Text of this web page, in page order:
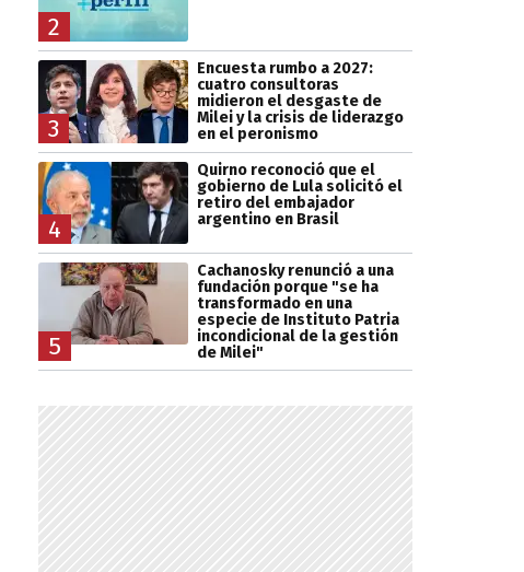
2
3
Encuesta rumbo a 2027:
cuatro consultoras
midieron el desgaste de
Milei y la crisis de liderazgo
en el peronismo
4
Quirno reconoció que el
gobierno de Lula solicitó el
retiro del embajador
argentino en Brasil
5
Cachanosky renunció a una
fundación porque "se ha
transformado en una
especie de Instituto Patria
incondicional de la gestión
de Milei"